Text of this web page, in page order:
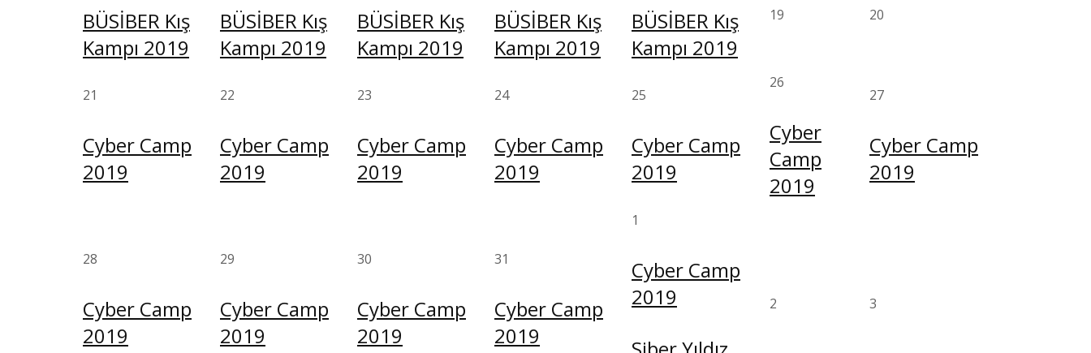
BÜSİBER Kış
Kampı 2019
BÜSİBER Kış
Kampı 2019
BÜSİBER Kış
Kampı 2019
BÜSİBER Kış
Kampı 2019
BÜSİBER Kış
Kampı 2019
19 20
21
Cyber Camp
2019
22
Cyber Camp
2019
23
Cyber Camp
2019
24
Cyber Camp
2019
25
Cyber Camp
2019
26
Cyber
Camp
2019
27
Cyber Camp
2019
28
Cyber Camp
2019
29
Cyber Camp
2019
30
Cyber Camp
2019
31
Cyber Camp
2019
1
Cyber Camp
2019
2 3